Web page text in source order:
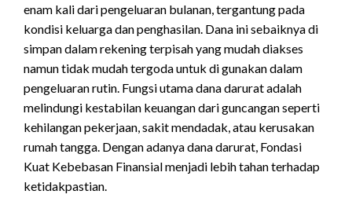
enam kali dari pengeluaran bulanan, tergantung pada
kondisi keluarga dan penghasilan. Dana ini sebaiknya di
simpan dalam rekening terpisah yang mudah diakses
namun tidak mudah tergoda untuk di gunakan dalam
pengeluaran rutin. Fungsi utama dana darurat adalah
melindungi kestabilan keuangan dari guncangan seperti
kehilangan pekerjaan, sakit mendadak, atau kerusakan
rumah tangga. Dengan adanya dana darurat, Fondasi
Kuat Kebebasan Finansial menjadi lebih tahan terhadap
ketidakpastian.